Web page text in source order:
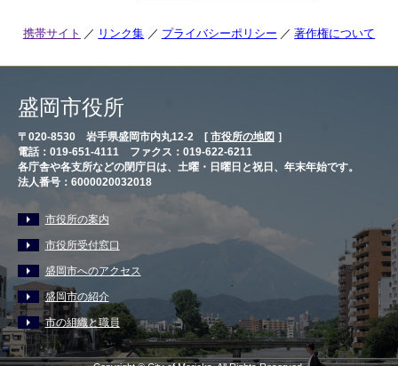
携帯サイト リンク集 プライバシーポリシー 著作権について
盛岡市役所
〒020-8530 岩手県盛岡市内丸12-2 [ 市役所の地図 ］
電話：019-651-4111 ファクス：019-622-6211
各庁舎や各支所などの閉庁日は、土曜・日曜日と祝日、年末年始です。
法人番号：6000020032018
市役所の案内
市役所受付窓口
盛岡市へのアクセス
盛岡市の紹介
市の組織と職員